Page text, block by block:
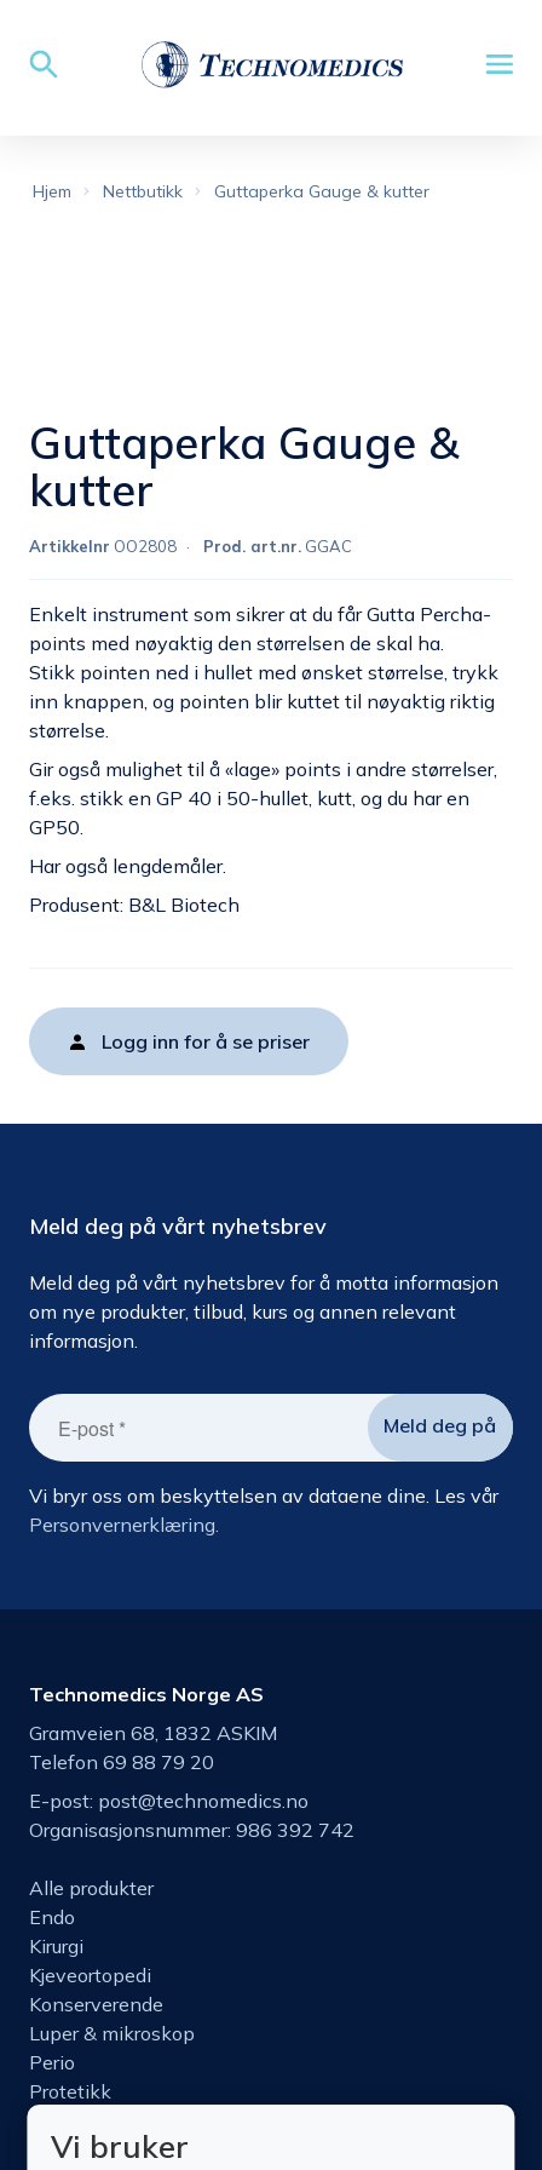
Hjem Nettbutikk Guttaperka Gauge & kutter
Guttaperka Gauge &
kutter
Artikkelnr OO2808 Prod. art.nr. GGAC
Enkelt instrument som sikrer at du får Gutta Percha-
points med nøyaktig den størrelsen de skal ha.
Stikk pointen ned i hullet med ønsket størrelse, trykk
inn knappen, og pointen blir kuttet til nøyaktig riktig
størrelse.
Gir også mulighet til å «lage» points i andre størrelser,
f.eks. stikk en GP 40 i 50-hullet, kutt, og du har en
GP50.
Har også lengdemåler.
Produsent: B&L Biotech
Logg inn for å se priser
Meld deg på vårt nyhetsbrev
Meld deg på vårt nyhetsbrev for å motta informasjon
om nye produkter, tilbud, kurs og annen relevant
informasjon.
Vi bryr oss om beskyttelsen av dataene dine. Les vår
Personvernerklæring.
Technomedics Norge AS
Gramveien 68, 1832 ASKIM
Telefon 69 88 79 20
E-post: post@technomedics.no
Organisasjonsnummer: 986 392 742
Alle produkter
Endo
Kirurgi
Kjeveortopedi
Konserverende
Luper & mikroskop
Perio
Protetikk
Vi bruker